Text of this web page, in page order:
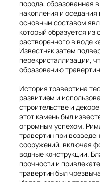
порода, образованная
накопления и
основным составом
который образуется из
растворенного в воде
Известняк затем
перекристаллизации,
образованию
История травертина
развитием и
строительстве и
этот камень был
огромным успехом.
травертин при
сооружений, включая
водные конструкции.
прочности и
травертин был